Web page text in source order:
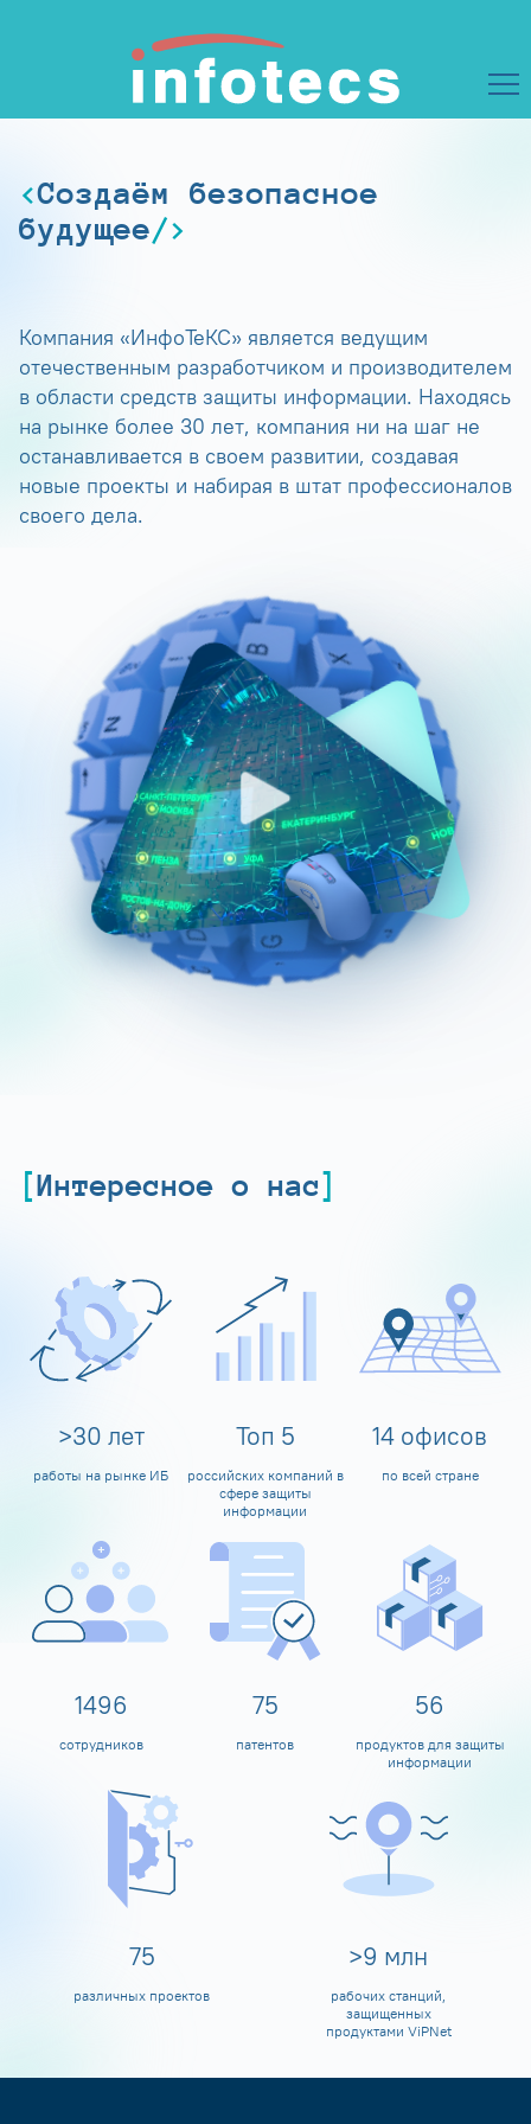
Создаём безопасное
будущее
Компания «ИнфоТеКС» является ведущим
отечественным разработчиком и производителем
в области средств защиты информации. Находясь
на рынке более 30 лет, компания ни на шаг не
останавливается в своем развитии, создавая
новые проекты и набирая в штат профессионалов
своего дела.
Интересное о нас
>30 лет
работы на рынке ИБ
Топ 5
российских компаний в
сфере защиты
информации
14 офисов
по всей стране
1600
сотрудников
80
патентов
60
продуктов для защиты
информации
80
различных проектов
>10 млн
рабочих станций,
защищенных
продуктами ViPNet